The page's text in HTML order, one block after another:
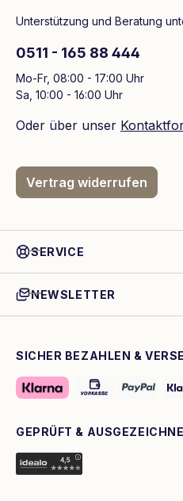
Unterstützung und Beratung
0511 - 165 88 444
Mo-Fr, 08:00 - 17:00 Uhr
Sa, 10:00 - 16:00 Uhr
Oder über unser
Vertrag widerrufen
SERVICE
NEWSLETTER
SICHER BEZAHLEN &
GEPRÜFT &